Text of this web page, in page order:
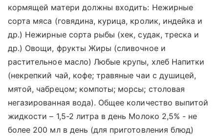
кормящей матери должны входить: Нежирные
сорта мяса (говядина, курица, кролик, индейка и
др.) Нежирные сорта рыбы (хек, судак, треска и
др.) Овощи, фрукты Жиры (сливочное и
растительное масло) Любые крупы, хлеб Напитки
(некрепкий чай, кофе; травяные чаи с душицей,
мятой, чабрецом; компоты; морсы; столовая
негазированная вода). Общее количество выпитой
жидкости – 1,5-2 литра в день Молоко 2,5% - не
более 200 мл в день (для приготовления блюд)